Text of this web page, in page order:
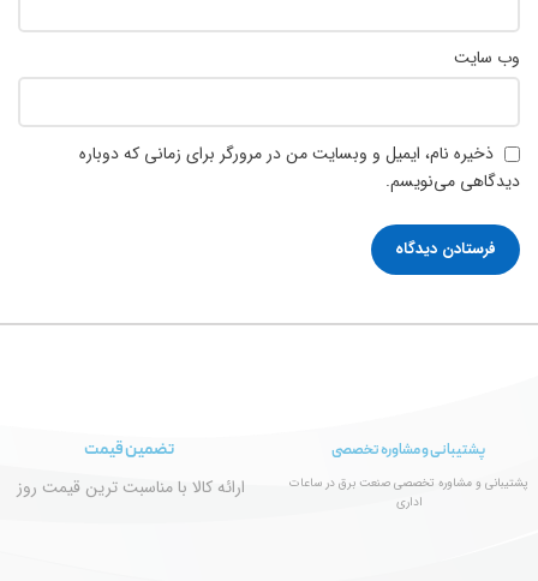
وب‌ سایت
ذخیره نام، ایمیل و وبسایت من در مرورگر برای زمانی که دوباره
دیدگاهی می‌نویسم.
پشتیبانی و مشاوره تخصصی
پشتیبانی و مشاوره تخصصی صنعت برق در ساعات
اداری
تضمین قیمت
ارائه کالا با مناسبت ترین قیمت روز